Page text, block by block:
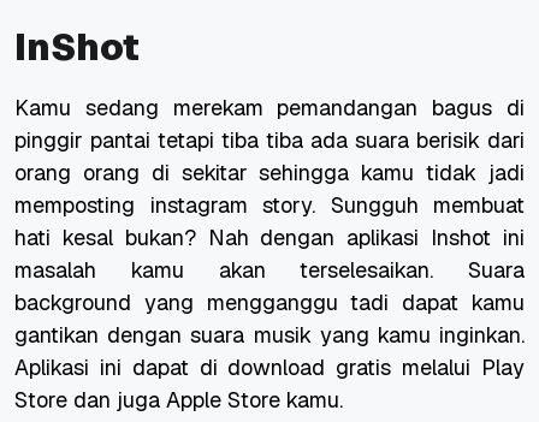
InShot
Kamu sedang merekam pemandangan bagus di
pinggir pantai tetapi tiba tiba ada suara berisik dari
orang orang di sekitar sehingga kamu tidak jadi
memposting instagram story. Sungguh membuat
hati kesal bukan? Nah dengan aplikasi Inshot ini
masalah kamu akan terselesaikan. Suara
background yang mengganggu tadi dapat kamu
gantikan dengan suara musik yang kamu inginkan.
Aplikasi ini dapat di download gratis melalui Play
Store dan juga Apple Store kamu.